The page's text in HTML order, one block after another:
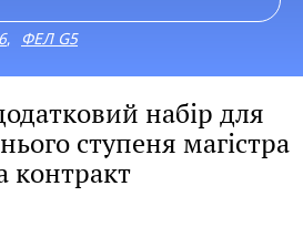
, ФЕЛ G5
набір для
ступеня магістра
контракт